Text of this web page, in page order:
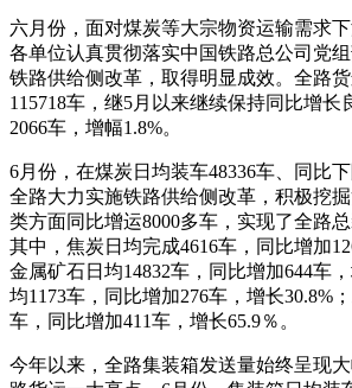
六月份，面对煤炭等大宗物资运输需求
各单位认真贯彻落实中国铁路总公司党
铁路供给侧改革，取得明显成效。全路
115718车，继5月以来继续保持同比增长
2066车，增幅1.8%。
6月份，在煤炭日均装车48336车、同比下
全路大力实施铁路供给侧改革，积极挖
类方面同比增运8000多车，实现了全路
其中，焦炭日均完成4616车，同比增加
金属矿石日均14832车，同比增加644车
均1173车，同比增加276车，增长30.8%
车，同比增加411车，增长65.9％。
今年以来，全路集装箱发送量始终呈现